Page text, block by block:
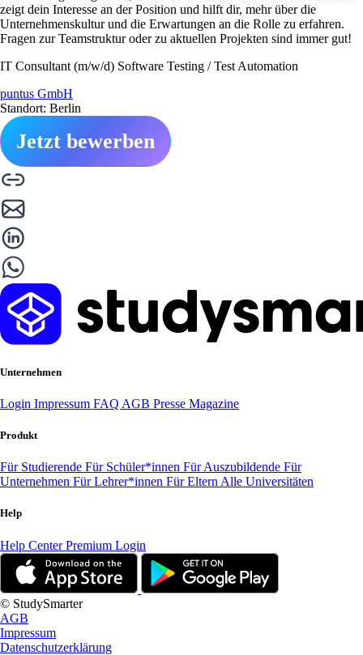
zeigt dein Interesse an der Position und hilft dir, mehr über die
Unternehmenskultur und die Erwartungen an die Rolle zu erfahren.
Fragen zur Teamstruktur oder zu aktuellen Projekten sind immer gut!
IT Consultant (m/w/d) Software Testing / Test Automation
puntus GmbH
Standort: Berlin
Jetzt bewerben
Unternehmen
Login Impressum FAQ AGB Presse Magazine
Produkt
Für Studierende Für Schüler*innen Für Auszubildende Für
Unternehmen Für Lehrer*innen Für Eltern Alle Universitäten
Help
Help CenterPremium Login
© StudySmarter
AGB
Impressum
Datenschutzerklärung